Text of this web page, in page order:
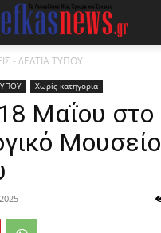
- ΔΕΛΤΙΑ ΤΥΠΟΥ
Χωρίς κατηγορία
Μαΐου στο
Μουσείο